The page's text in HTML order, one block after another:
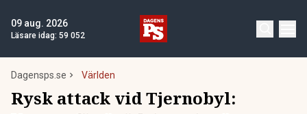
09 aug. 2026
Läsare idag: 59 052
Dagensps.se Världen
Rysk attack vid Tjernobyl: